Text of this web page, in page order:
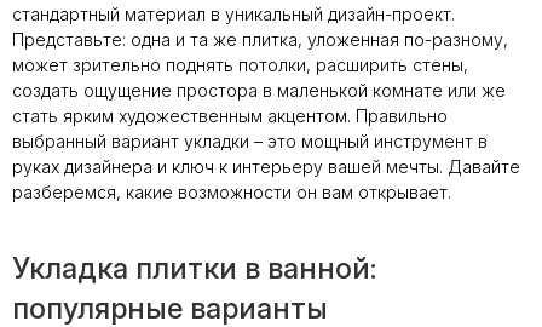
стандартный материал в уникальный дизайн-проект.
Представьте: одна и та же плитка, уложенная по-разному,
может зрительно поднять потолки, расширить стены,
создать ощущение простора в маленькой комнате или же
стать ярким художественным акцентом. Правильно
выбранный вариант укладки – это мощный инструмент в
руках дизайнера и ключ к интерьеру вашей мечты. Давайте
разберемся, какие возможности он вам открывает.
Укладка плитки в ванной:
популярные варианты